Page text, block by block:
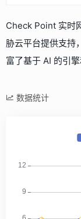
Check Point 实时
胁云平台提供支持
富了基于 AI 的引
数据统计